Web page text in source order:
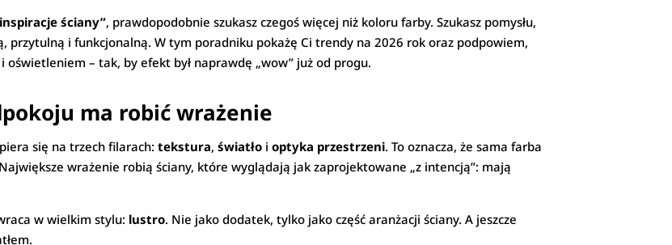
ściany”, prawdopodobnie szukasz czegoś więcej niż koloru farby. Szukasz pomysłu,
przytulną i funkcjonalną. W tym poradniku pokażę Ci trendy na 2026 rok oraz podpowiem,
oświetleniem – tak, by efekt był naprawdę „wow” już od progu.
ma robić wrażenie
się na trzech filarach:tekstura,światło ioptyka przestrzeni. To oznacza, że sama farba
wrażenie robią ściany, które wyglądają jak zaprojektowane „z intencją”: mają
w wielkim stylu: lustro. Nie jako dodatek, tylko jako część aranżacji ściany. A jeszcze